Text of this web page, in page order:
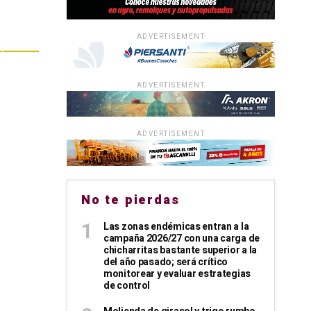
ADVERTISEMENT
ADVERTISEMENT
ADVERTISEMENT
No te pierdas
Las zonas endémicas entran a la
campaña 2026/27 con una carga de
chicharritas bastante superior a la
del año pasado; será crítico
monitorear y evaluar estrategias
de control